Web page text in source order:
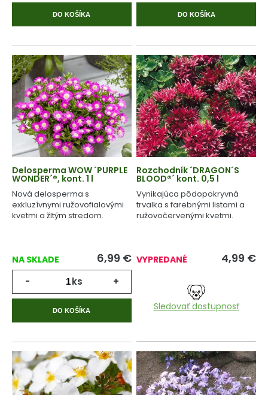
DO KOŠÍKA DO KOŠÍKA
Delosperma WOW ´PURPLE
WONDER´®, kont. 1 l
Nová delosperma s
exkluzívnymi ružovofialovými
kvetmi a žltým stredom.
NA SKLADE 6,99 €
- ks +
DO KOŠÍKA
Rozchodník ´DRAGON´S
BLOOD®´ kont. 0,5 l
Vynikajúca pôdopokryvná
trvalka s farebnými listami a
ružovočervenými kvetmi.
VYPREDANÉ 4,99 €
Sledovať dostupnosť